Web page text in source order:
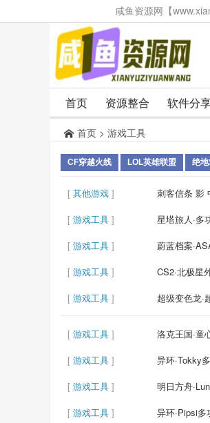
咸鱼资源网【
首页 资源整合 软件分
首页 > 游戏工具
CF穿越火线 LOL英雄联盟 绝
[ 其他游戏 ] 刺客信条 影
[ 游戏工具 ] 星塔旅人·多
[ 游戏工具 ] 蔚蓝档案
[ 游戏工具 ] CS2·北极星
[ 游戏工具 ] 超级变色龙·
[ 游戏工具 ] 洛克王国·童
[ 游戏工具 ] 异环·Tokky
[ 游戏工具 ] 明日方舟
[ 游戏工具 ] 异环·Pipsi